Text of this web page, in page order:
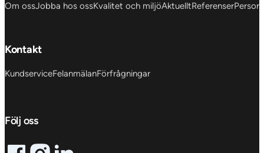
Om ossJobba hos ossKvalitet och miljöAktuelltReferenser
Kontakt
KundserviceFelanmälanFörfrågningar
Följ oss